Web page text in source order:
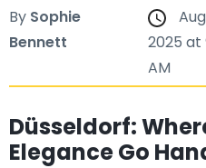
By Sophie
Bennett
2025 at
AM
Düsseldorf:
Elegance Go